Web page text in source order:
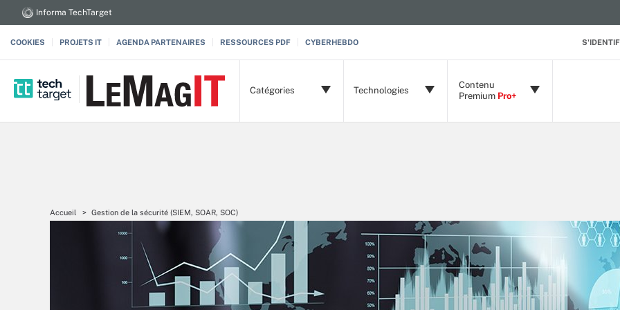
Informa TechTarget
COOKIES PROJETS IT AGENDA PARTENAIRES RESSOURCES PDF CYBERHEBDO
Catégories Technologies
Contenu
Premium Pro+
Accueil Gestion de la sécurité (SIEM, SOAR, SOC)